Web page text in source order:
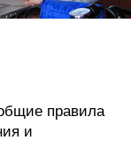
правила
и